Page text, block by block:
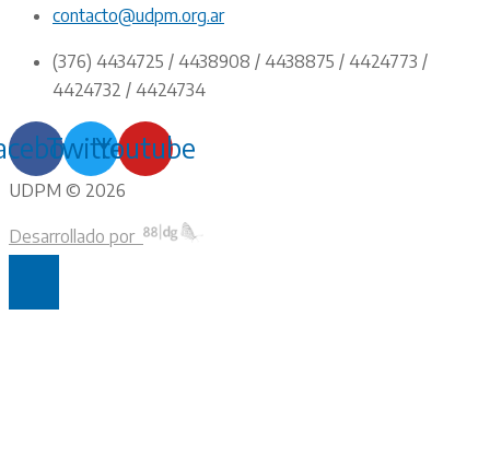
contacto@udpm.org.ar
(376) 4434725 / 4438908 / 4438875 / 4424773 /
4424732 / 4424734
TwitterYoutube
UDPM © 2026
Desarrollado por